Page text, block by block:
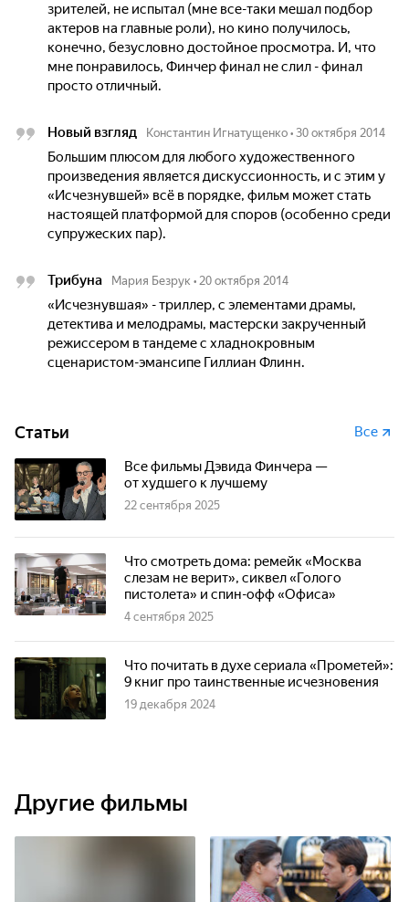
зрителей, не испытал (мне все-таки мешал подбор
актеров на главные роли), но кино получилось,
конечно, безусловно достойное просмотра. И, что
мне понравилось, Финчер финал не слил - финал
просто отличный.
Новый взгляд Константин Игнатущенко • 30 октября 2014
Большим плюсом для любого художественного
произведения является дискуссионность, и с этим у
«Исчезнувшей» всё в порядке, фильм может стать
настоящей платформой для споров (особенно среди
супружеских пар).
Трибуна Мария Безрук • 20 октября 2014
«Исчезнувшая» - триллер, с элементами драмы,
детектива и мелодрамы, мастерски закрученный
режиссером в тандеме с хладнокровным
сценаристом-эмансипе Гиллиан Флинн.
Статьи Все
Все фильмы Дэвида Финчера —
от худшего к лучшему
22 сентября 2025
Что смотреть дома: ремейк «Москва
слезам не верит», сиквел «Голого
пистолета» и спин-офф «Офиса»
4 сентября 2025
Что почитать в духе сериала «Прометей»:
9 книг про таинственные исчезновения
19 декабря 2024
Другие фильмы